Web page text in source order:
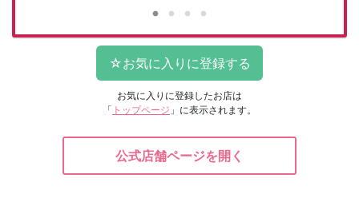
お気に入りに登録したお店は
「 トップページ 」に表示されます。
公式店舗ページを開く